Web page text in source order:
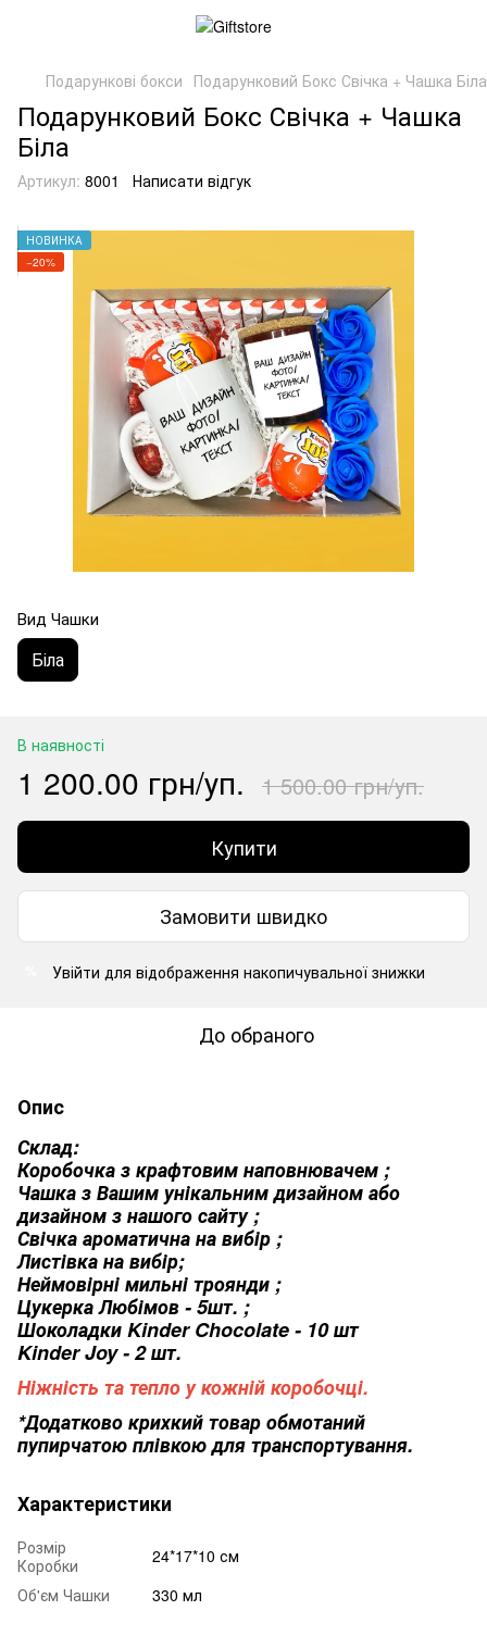
Подарункові бокси Подарунковий Бокс Свічка + Чашка Біла
Подарунковий Бокс Свічка + Чашка
Біла
Артикул: 8001 Написати відгук
НОВИНКА
−20%
Вид Чашки
Біла
В наявності
1 200.00 грн/уп. 1 500.00 грн/уп.
Купити
Замовити швидко
Увійти для відображення накопичувальної знижки
До обраного
Опис
Склад:
Коробочка з крафтовим наповнювачем ;
Чашка з Вашим унікальним дизайном або
дизайном з нашого сайту ;
Свічка ароматична на вибір ;
Листівка на вибір;
Неймовірні мильні троянди ;
Цукерка Любімов - 5шт. ;
Шоколадки Kinder Chocolate - 10 шт
Kinder Joy - 2 шт.
Ніжність та тепло у кожній коробочці.
*Додатково крихкий товар обмотаний
пупирчатою плівкою для транспортування.
Характеристики
Розмір
Коробки
24*17*10 см
Об'єм Чашки
330 мл